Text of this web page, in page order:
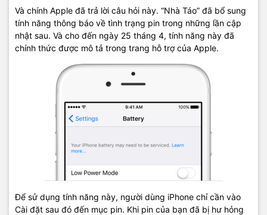
Và chính Apple đã trả lời câu hỏi này. “Nhà Táo” đã bổ sung
tính năng thông báo về tình trạng pin trong những lần cập
nhật sau. Và cho đến ngày 25 tháng 4, tính năng này đã
chính thức được mô tả trong trang hỗ trợ của Apple.
Để sử dụng tính năng này, người dùng iPhone chỉ cần vào
Cài đặt sau đó đến mục pin. Khi pin của bạn đã bị hư hỏng